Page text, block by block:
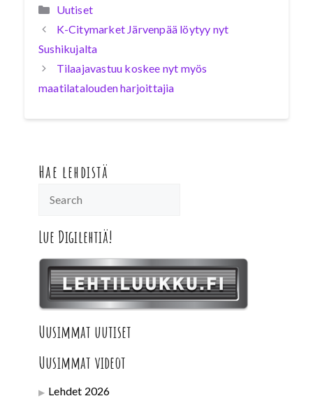
Kategoriat
Uutiset
K-Citymarket Järvenpää löytyy nyt
Sushikujalta
Tilaajavastuu koskee nyt myös
maatilatalouden harjoittajia
Hae lehdistä
Lue Digilehtiä!
Uusimmat uutiset
Uusimmat videot
Lehdet 2026